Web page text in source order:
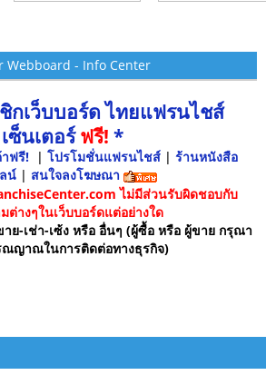
Webboard - Info Center
กเว็บบอร์ด ไทยแฟรนไชส์
เซ็นเตอร์ฟรี! *
ฟรี! | โปรโมชั่นแฟรนไชส์ | ร้านหนังสือ
น์ | สนใจลงโฆษณา
ไม่มีส่วนรับผิดชอบกับ
ต่างๆในเว็บบอร์ดแต่อย่างใด
ย-เช่า-เซ้ง หรือ อื่นๆ (ผู้ซื้อ หรือ ผู้ขาย กรุณา
ณญาณในการติดต่อทางธุรกิจ)